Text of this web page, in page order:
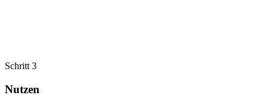
Schritt 3
Nutzen